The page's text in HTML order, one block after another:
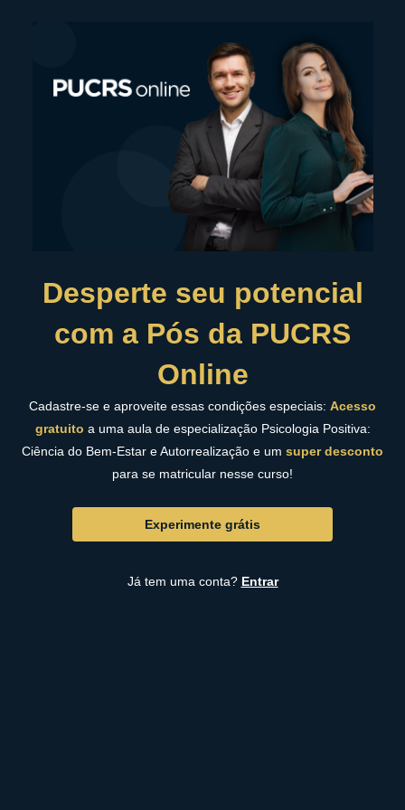
Desperte seu potencial
com a Pós da PUCRS
Online
Cadastre-se e aproveite essas condições especiais: Acesso
gratuito a uma aula de especialização Psicologia Positiva:
Ciência do Bem-Estar e Autorrealização e um super desconto
para se matricular nesse curso!
Experimente grátis
Já tem uma conta? Entrar